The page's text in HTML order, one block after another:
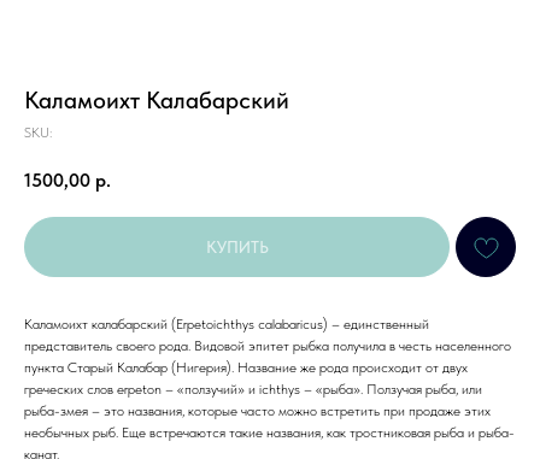
Каламоихт Калабарский
SKU:
1500,00 р.
КУПИТЬ
Каламоихт калабарский (Erpetoichthys calabaricus) – единственный
представитель своего рода. Видовой эпитет рыбка получила в честь населенного
пункта Старый Калабар (Нигерия). Название же рода происходит от двух
греческих слов erpeton – «ползучий» и ichthys – «рыба». Ползучая рыба, или
рыба-змея – это названия, которые часто можно встретить при продаже этих
необычных рыб. Еще встречаются такие названия, как тростниковая рыба и рыба-
канат.